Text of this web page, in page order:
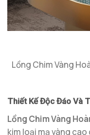
Lồng Chim Vàng
Thiết Kế Độc Đáo Và
Lồng Chim Vàng
kim loại mạ vàng